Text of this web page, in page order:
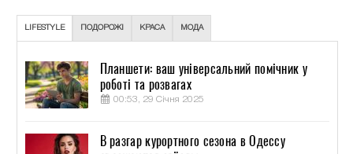
LIFESTYLE ПОДОРОЖІ КРАСА МОДА
Планшети: ваш універсальний помічник у
роботі та розвагах
00:53, 29 Січня 2025
В разгар курортного сезона в Одессу